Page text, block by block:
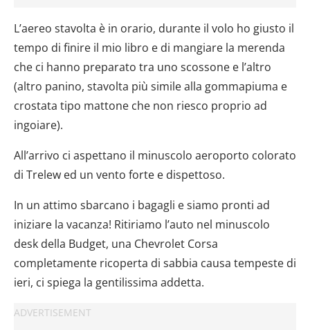
L’aereo stavolta è in orario, durante il volo ho giusto il
tempo di finire il mio libro e di mangiare la merenda
che ci hanno preparato tra uno scossone e l’altro
(altro panino, stavolta più simile alla gommapiuma e
crostata tipo mattone che non riesco proprio ad
ingoiare).
All’arrivo ci aspettano il minuscolo aeroporto colorato
di Trelew ed un vento forte e dispettoso.
In un attimo sbarcano i bagagli e siamo pronti ad
iniziare la vacanza! Ritiriamo l’auto nel minuscolo
desk della Budget, una Chevrolet Corsa
completamente ricoperta di sabbia causa tempeste di
ieri, ci spiega la gentilissima addetta.